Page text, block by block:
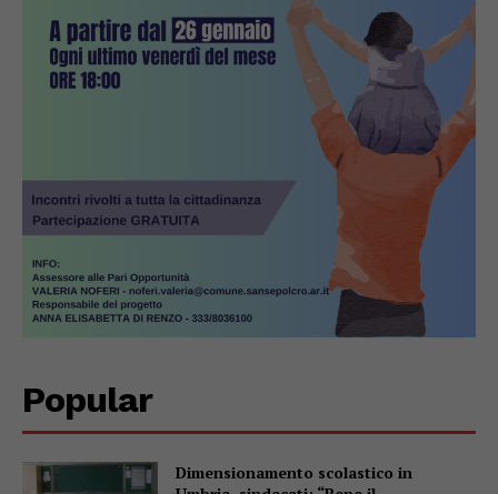
Popular
Dimensionamento scolastico in